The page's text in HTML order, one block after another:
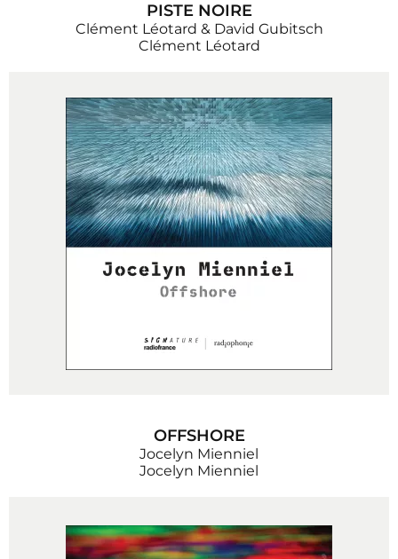
PISTE NOIRE
Clément Léotard & David Gubitsch
Clément Léotard
OFFSHORE
Jocelyn Mienniel
Jocelyn Mienniel